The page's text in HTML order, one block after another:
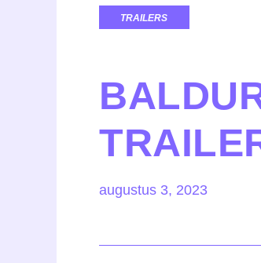
TRAILERS
augustus 3, 2023